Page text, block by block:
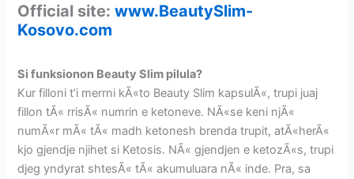
Official site:www.BeautySlim-
Kosovo.com
Si funksionon Beauty Slim pilula?
Kur filloni t’i merrni kÃ«to Beauty Slim kapsulÃ«, trupi juaj
fillon tÃ« rrisÃ« numrin e ketoneve. NÃ«se keni njÃ«
numÃ«r mÃ« tÃ« madh ketonesh brenda trupit, atÃ«herÃ«
kjo gjendje njihet si Ketosis. NÃ« gjendjen e ketozÃ«s, trupi
djeg yndyrat shtesÃ« tÃ« akumuluara nÃ« inde. Pra, sa